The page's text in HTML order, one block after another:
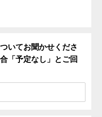
いてお聞かせくださ
「予定なし」とご回